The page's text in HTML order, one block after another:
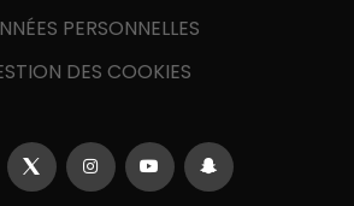
PERSONNELLES
DES COOKIES